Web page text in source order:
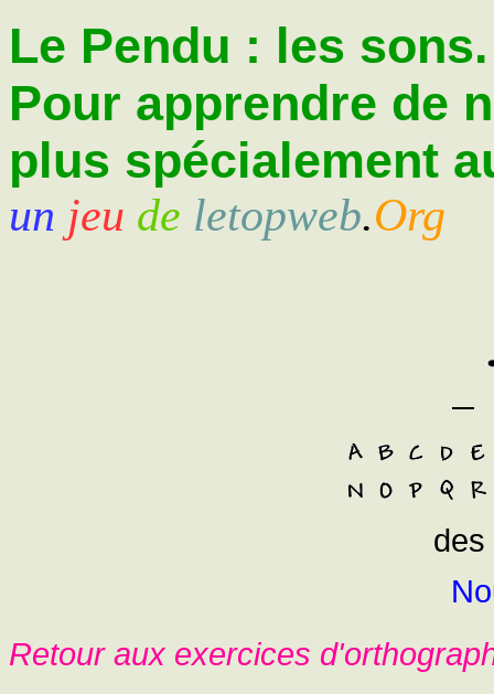
Le Pendu : les sons.
Pour apprendre de
plus spécialement
un jeu de letopweb.Org
des
Retour aux exercices